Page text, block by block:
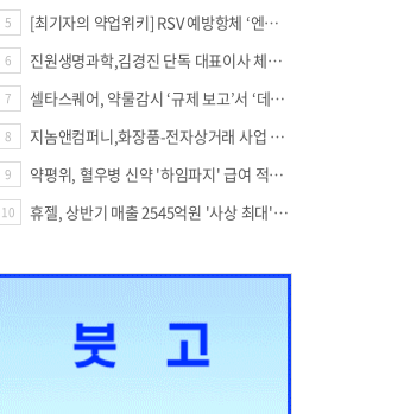
5 [최기자의 약업위키] RSV 예방항체 ‘엔플론시아’
6 진원생명과학,김경진 단독 대표이사 체제 돌입
7 셀타스퀘어, 약물감시 ‘규제 보고’서 ‘데이터 의사결정’으로 "PVX 전환 요구 커진다"
8 지놈앤컴퍼니,화장품-전자상거래 사업 진출
9 약평위, 혈우병 신약 '하임파지' 급여 적정성 인정…조건부 통과
10 휴젤, 상반기 매출 2545억원 '사상 최대'…미국 투자 속 성장세 지속